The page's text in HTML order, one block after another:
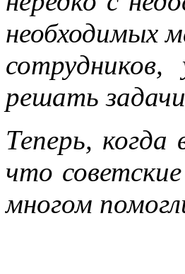
необходимых
решать
Теперь,
что
многом